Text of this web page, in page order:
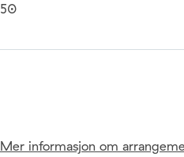
50
Mer informasjon om